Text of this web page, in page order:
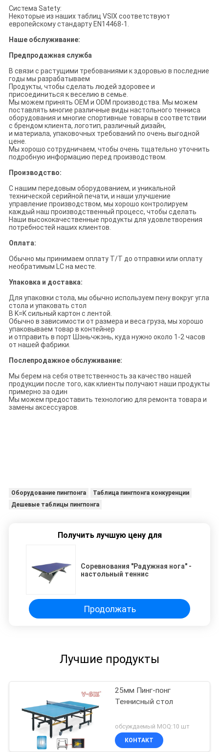
Система Satety:
Некоторые из наших таблиц VSIX соответствуют
европейскому стандарту EN14468-1.
Наше обслуживание:
Предпродажная служба
В связи с растущими требованиями к здоровью в последние
годы мы разрабатываем
Продукты, чтобы сделать людей здоровее и
присоединиться к веселию в семье.
Мы можем принять OEM и ODM производства. Мы можем
поставлять многие различные виды настольного тенниса
оборудования и многие спортивные товары в соответствии
с брендом клиента, логотип, различный дизайн,
и материала, упаковочных требований по очень выгодной
цене.
Мы хорошо сотрудничаем, чтобы очень тщательно уточнить
подробную информацию перед производством.
Производство:
С нашим передовым оборудованием, и уникальной
технической серийной печати, и наши улучшение
управление производством, мы хорошо контролируем
каждый наш производственный процесс, чтобы сделать
Наши высококачественные продукты для удовлетворения
потребностей наших клиентов.
Оплата:
Обычно мы принимаем оплату T/T до отправки или оплату
необратимым LC на месте.
Упаковка и доставка:
Для упаковки стола, мы обычно используем пену вокруг угла
стола и упаковать стол
В K=K сильный картон с лентой.
Обычно в зависимости от размера и веса груза, мы хорошо
упаковываем товар в контейнер
и отправить в порт Шэньчжэнь, куда нужно около 1-2 часов
от нашей фабрики.
Послепродажное обслуживание:
Мы берем на себя ответственность за качество нашей
продукции после того, как клиенты получают наши продукты
примерно за один
Мы можем предоставить технологию для ремонта товара и
замены аксессуаров.
Оборудование пингпонга
Таблица пингпонга конкуренции
Дешевые таблицы пингпонга
Получить лучшую цену для
Соревнования "Радужная нога" -
настольный теннис
Продолжать
Лучшие продукты
25мм Пинг-понг
Теннисный стол
обсуждаемый MOQ:10 шт
КОНТАКТ